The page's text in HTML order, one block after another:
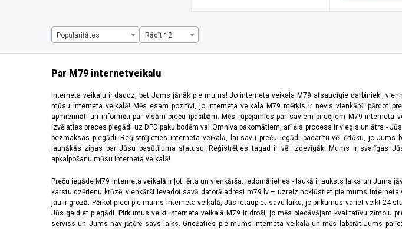
1660 x 720 pikseļi
2184 x 1968 pikseļi (5)
220 x 176 pikseļi (2)
2340 x 1080 pikseļi
(28)
240 x 320 pikseļi (5)
2400 x 1080 pikseļi
(9)
2408 x 1080 pikseļi (5)
2412 x 1080 pikseļi
(6)
2440 x 2240 pikseļi (2)
2448 x 1080 pikseļi (1)
2520 x 1080 pikseļi (4)
2532 x 1170 pikseļi
(11)
2556 x 1179 pikseļi (14)
2608 x 1200 pikseļi (2)
Popularitātes Rādīt 12
Par M79 internetveikalu
Interneta veikalu ir daudz, bet Jums jānāk pie mums! Jo interneta veikala M79 atsaucīgie darbinieki,
mūsu interneta veikalā! Mēs esam pozitīvi, jo interneta veikala M79 mērķis ir nevis vienkārši pārdot
apmierināti un informēti par visām preču īpašībām. Mēs rūpējamies par saviem pircējiem M79
izvēlaties preces piegādi uz DPD paku bodēm vai Omniva pakomātiem, arī šis process ir viegls un ātrs -
bezmaksas piegādi! Reģistrējieties interneta veikalā, lai savu preču iegādi padarītu vēl ērtāku, jo
jaunākās ziņas par Jūsu pasūtījuma statusu. Reģistrēties tagad ir vēl izdevīgāk! Mums ir svarīgas
apkalpošanu mūsu interneta veikalā!
Preču iegāde M79 interneta veikalā ir ļoti ērta un vienkārša. Iedomājieties - laukā ir auksts laiks un Jums
karstu dzērienu krūzē, vienkārši ievadot savā datorā adresi m79.lv – uzreiz nokļūstiet pie mums
jau ir grozā. Pērkot preci pie mums interneta veikalā, Jūs ietaupiet savu laiku, jo pirkumus variet veikt
Jūs gaidiet piegādi. Pirkumus veikt interneta veikalā M79 ir droši, jo mēs piedāvājam kvalitatīvu
serviss un Jums nav jātērē savs laiks. Griežaties pie mums interneta veikalā un mēs labprāt Jums